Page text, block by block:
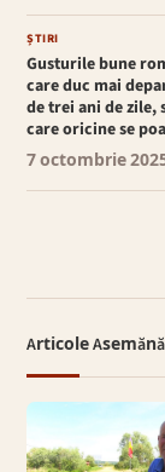
ȘTIRI
Gusturile bune
care duc mai
de trei ani de
care oricine se
7 octombrie
Articole